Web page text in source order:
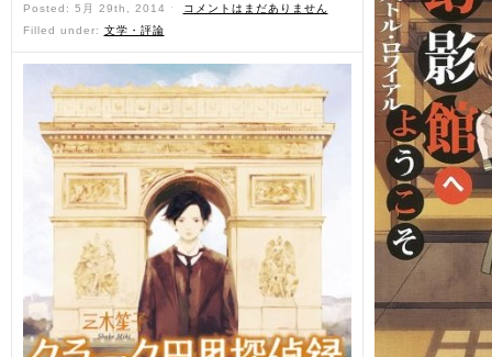
Posted: 5月 29th, 2014 ˑ
コメントはまだありません
Filled under: 文学・評論